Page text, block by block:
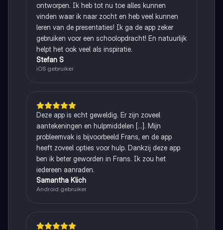
ontworpen. Ik heb tot nu toe alles kunnen
vinden waar ik naar zocht en heb veel kunnen
leren van de presentaties! Ik ga de app zeker
gebruiken voor een schoolopdracht! En natuurlijk
helpt het ook veel als inspiratie.
Stefan S
iOS gebruiker
Deze app is echt geweldig. Er zijn zoveel
aantekeningen en hulpmiddelen [...]. Mijn
probleemvak is bijvoorbeeld Frans, en de app
heeft zoveel opties voor hulp. Dankzij deze app
ben ik beter geworden in Frans. Ik zou het
iedereen aanraden.
Samantha Klich
Android gebruiker